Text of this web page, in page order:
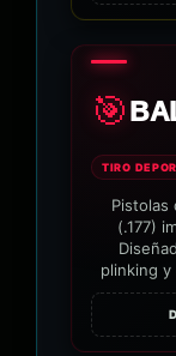
🎯
TIRO
Pistolas
(.177)
plinking